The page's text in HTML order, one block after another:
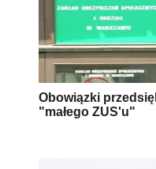
Obowiązki
"małego ZUS'u"